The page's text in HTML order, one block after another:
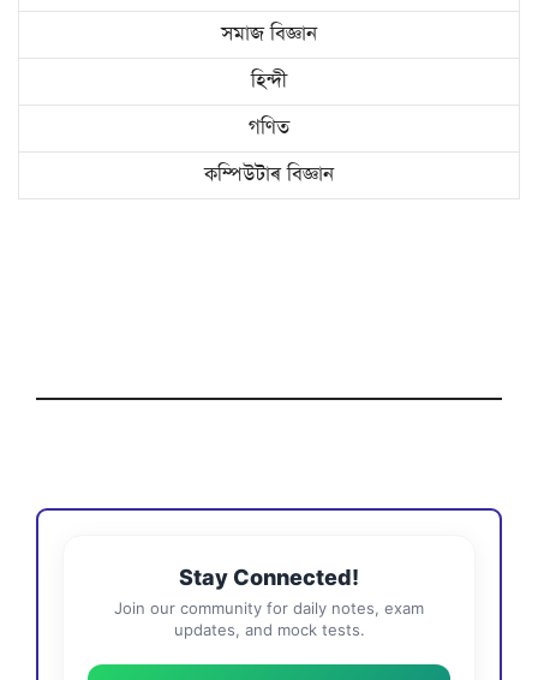
সমাজ বিজ্ঞান
হিন্দী
গণিত
কম্পিউটাৰ বিজ্ঞান
Stay Connected!
Join our community for daily notes, exam
updates, and mock tests.